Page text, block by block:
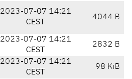
2023-07-07 14:21
CEST
4044 B
2023-07-07 14:21
CEST
2832 B
2023-07-07 14:21
CEST
98 KiB